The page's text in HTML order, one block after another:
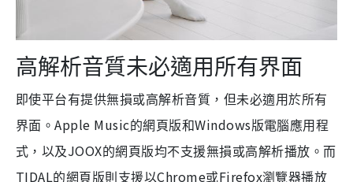
高解析音質未必適用所有界面
即使平台有提供無損或高解析音質，但未必適用於所有
界面。Apple Music的網頁版和Windows版電腦應用程
式，以及JOOX的網頁版均不支援無損或高解析播放。而
TIDAL的網頁版則支援以Chrome或Firefox瀏覽器播放